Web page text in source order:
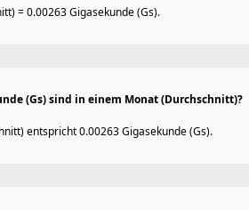
= 0.00263 Gigasekunde (Gs).
(Gs) sind in einem Monat (Durchschnitt)?
entspricht 0.00263 Gigasekunde (Gs).